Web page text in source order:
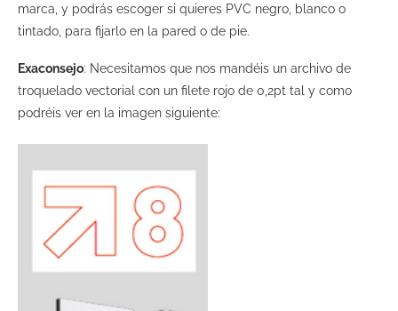
marca, y podrás escoger si quieres PVC negro, blanco o
tintado, para fijarlo en la pared o de pie.
Exaconsejo: Necesitamos que nos mandéis un archivo de
troquelado vectorial con un filete rojo de 0,2pt tal y como
podréis ver en la imagen siguiente: